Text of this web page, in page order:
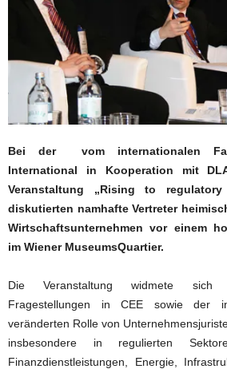
Bei der vom internationalen
International in Kooperation mit
Veranstaltung „Rising to
diskutierten namhafte Vertreter
Wirtschaftsunternehmen vor einem
im Wiener MuseumsQuartier.
Die Veranstaltung widmete sich
Fragestellungen in CEE sowie der
veränderten Rolle von
insbesondere in regulierten
Finanzdienstleistungen, Energie,